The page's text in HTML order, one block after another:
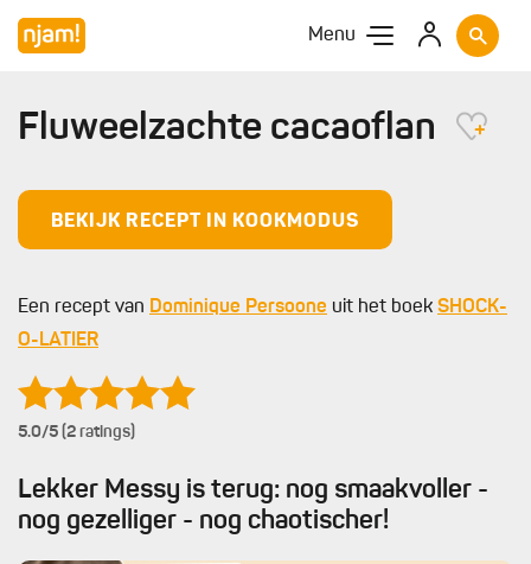
Menu
Fluweelzachte cacaoflan
BEKIJK RECEPT IN KOOKMODUS
Een recept van Dominique Persoone uit het boek SHOCK-
O-LATIER
5.0/5 (2 ratings)
Lekker Messy is terug: nog smaakvoller -
nog gezelliger - nog chaotischer!